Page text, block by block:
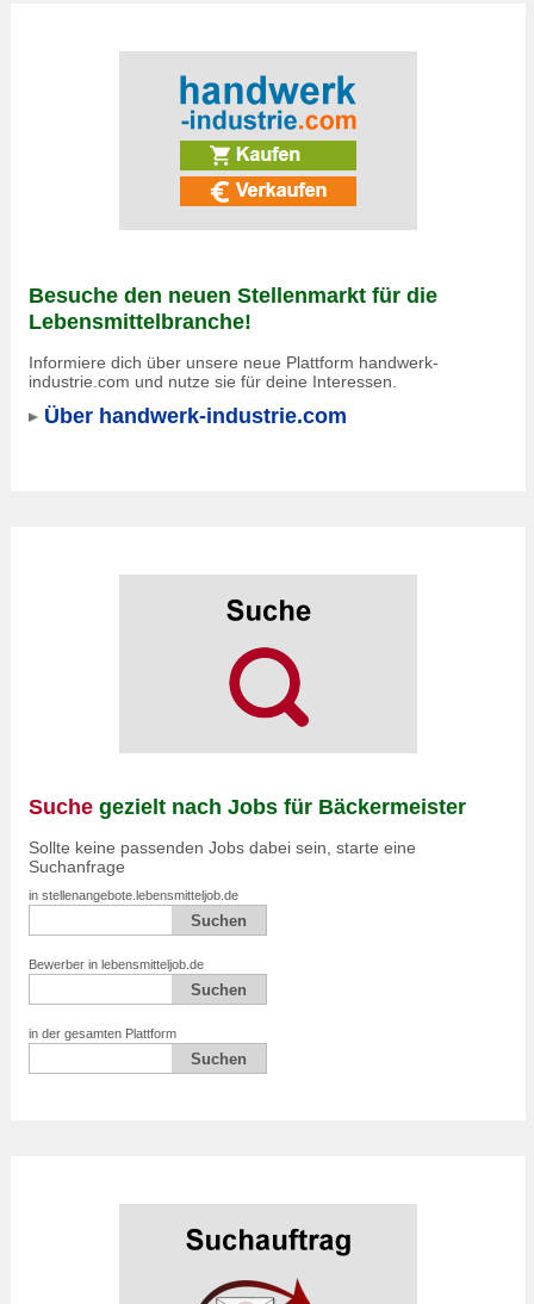
Besuche den neuen Stellenmarkt für die
Lebensmittelbranche!
Informiere dich über unsere neue Plattform handwerk-
industrie.com und nutze sie für deine Interessen.
Über handwerk-industrie.com
Suche gezielt nach Jobs für Bäckermeister
Sollte keine passenden Jobs dabei sein, starte eine
Suchanfrage
in stellenangebote.lebensmitteljob.de
Bewerber in lebensmitteljob.de
in der gesamten Plattform